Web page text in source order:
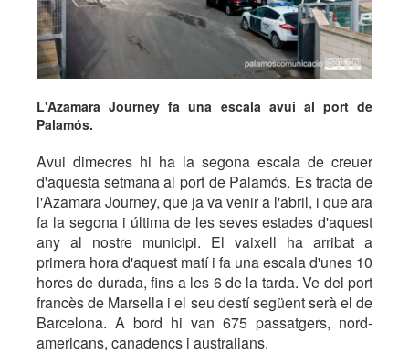
L'Azamara Journey fa una escala avui al port de
Palamós.
Avui dimecres hi ha la segona escala de creuer
d'aquesta setmana al port de Palamós. Es tracta de
l'Azamara Journey, que ja va venir a l'abril, i que ara
fa la segona i última de les seves estades d'aquest
any al nostre municipi. El vaixell ha arribat a
primera hora d'aquest matí i fa una escala d'unes 10
hores de durada, fins a les 6 de la tarda. Ve del port
francès de Marsella i el seu destí següent serà el de
Barcelona. A bord hi van 675 passatgers, nord-
americans, canadencs i australians.